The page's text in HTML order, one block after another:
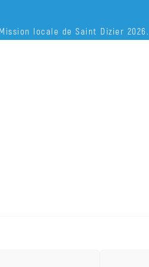
locale de Saint Dizier